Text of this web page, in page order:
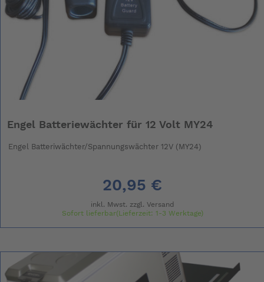
Engel Batteriewächter für 12 Volt MY24
Engel Batteriwächter/Spannungswächter 12V (MY24)
20,95 €
inkl. Mwst. zzgl. Versand
Sofort lieferbar(Lieferzeit: 1-3 Werktage)